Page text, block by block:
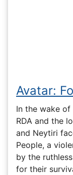
Avatar:
In the wake
RDA and the
and Neytiri
People, a
by the
for their